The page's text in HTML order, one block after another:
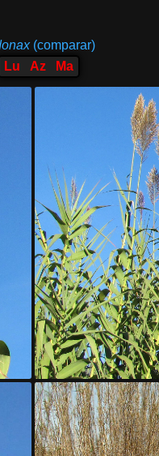
(comparar)
Lu Az Ma